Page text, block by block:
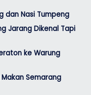
dan Nasi Tumpeng
Jarang Dikenal Tapi
ke Warung
Semarang